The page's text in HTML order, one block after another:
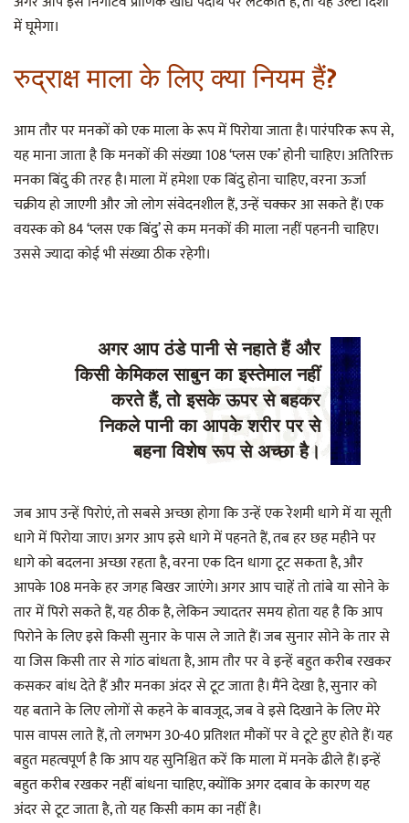
में घूमेगा।
रुद्राक्ष माला के लिए क्या नियम हैं?
आम तौर पर मनकों को एक माला के रूप में पिरोया जाता है। पारंपरिक रूप से,
यह माना जाता है कि मनकों की संख्या 108 ‘प्लस एक’ होनी चाहिए। अतिरिक्त
मनका बिंदु की तरह है। माला में हमेशा एक बिंदु होना चाहिए, वरना ऊर्जा
चक्रीय हो जाएगी और जो लोग संवेदनशील हैं, उन्हें चक्कर आ सकते हैं। एक
वयस्क को 84 ‘प्लस एक बिंदु’ से कम मनकों की माला नहीं पहननी चाहिए।
उससे ज्यादा कोई भी संख्या ठीक रहेगी।
अगर आप ठंडे पानी से नहाते हैं और
किसी केमिकल साबुन का इस्तेमाल नहीं
करते हैं, तो इसके ऊपर से बहकर
निकले पानी का आपके शरीर पर से
बहना विशेष रूप से अच्छा है।
जब आप उन्हें पिरोएं, तो सबसे अच्छा होगा कि उन्हें एक रेशमी धागे में या सूती
धागे में पिरोया जाए। अगर आप इसे धागे में पहनते हैं, तब हर छह महीने पर
धागे को बदलना अच्छा रहता है, वरना एक दिन धागा टूट सकता है, और
आपके 108 मनके हर जगह बिखर जाएंगे। अगर आप चाहें तो तांबे या सोने के
तार में पिरो सकते हैं, यह ठीक है, लेकिन ज्यादतर समय होता यह है कि आप
पिरोने के लिए इसे किसी सुनार के पास ले जाते हैं। जब सुनार सोने के तार से
या जिस किसी तार से गांठ बांधता है, आम तौर पर वे इन्हें बहुत करीब रखकर
कसकर बांध देते हैं और मनका अंदर से टूट जाता है। मैंने देखा है, सुनार को
यह बताने के लिए लोगों से कहने के बावजूद, जब वे इसे दिखाने के लिए मेरे
पास वापस लाते हैं, तो लगभग 30-40 प्रतिशत मौकों पर वे टूटे हुए होते हैं। यह
बहुत महत्वपूर्ण है कि आप यह सुनिश्चित करें कि माला में मनके ढीले हैं। इन्हें
बहुत करीब रखकर नहीं बांधना चाहिए, क्योंकि अगर दबाव के कारण यह
अंदर से टूट जाता है, तो यह किसी काम का नहीं है।